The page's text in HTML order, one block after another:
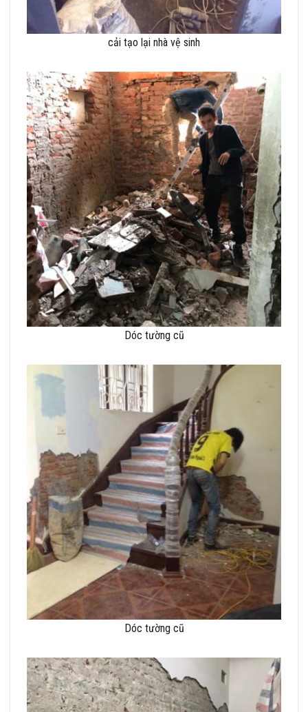
cải tạo lại nhà vệ sinh
Dóc tường cũ
Dóc tường cũ